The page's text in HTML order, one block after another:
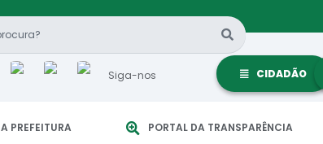
Siga-nos CIDADÃO
A PREFEITURA PORTAL DA TRANSPARÊNCIA